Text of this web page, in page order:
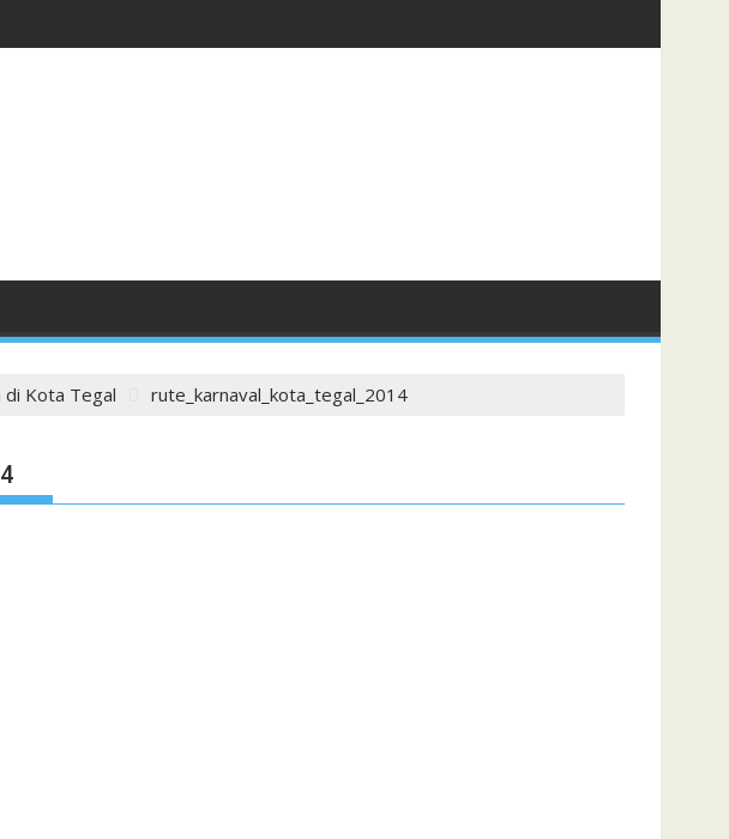
di Kota Tegal rute_karnaval_kota_tegal_2014